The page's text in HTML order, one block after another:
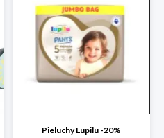
Pieluchy Lupilu -20%